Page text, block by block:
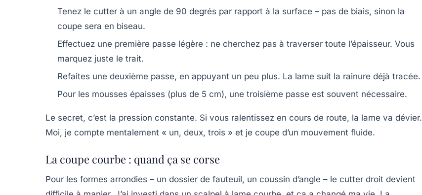
Tenez le cutter à un angle de 90 degrés par rapport à la surface – pas de biais, sinon la
coupe sera en biseau.
Effectuez une première passe légère : ne cherchez pas à traverser toute l’épaisseur. Vous
marquez juste le trait.
Refaites une deuxième passe, en appuyant un peu plus. La lame suit la rainure déjà tracée.
Pour les mousses épaisses (plus de 5 cm), une troisième passe est souvent nécessaire.
Le secret, c’est la pression constante. Si vous ralentissez en cours de route, la lame va dévier.
Moi, je compte mentalement « un, deux, trois » et je coupe d’un mouvement fluide.
La coupe courbe : quand ça se corse
Pour les formes arrondies – un dossier de fauteuil, un coussin d’angle – le cutter droit devient